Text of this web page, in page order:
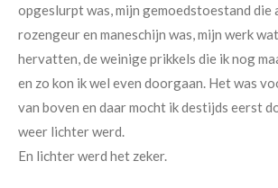
opgeslurpt was, mijn gemoedstoestand die
rozengeur en maneschijn was, mijn werk
hervatten, de weinige prikkels die ik nog
en zo kon ik wel even doorgaan. Het was
van boven en daar mocht ik destijds eerst
weer lichter werd.
En lichter werd het zeker.